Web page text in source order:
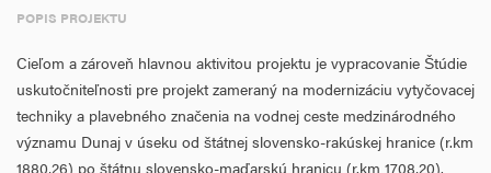
POPIS PROJEKTU
Cieľom a zároveň hlavnou aktivitou projektu je vypracovanie Štúdie
uskutočniteľnosti pre projekt zameraný na modernizáciu vytyčovacej
techniky a plavebného značenia na vodnej ceste medzinárodného
významu Dunaj v úseku od štátnej slovensko-rakúskej hranice (r.km
1880,26) po štátnu slovensko-maďarskú hranicu (r.km 1708,20).